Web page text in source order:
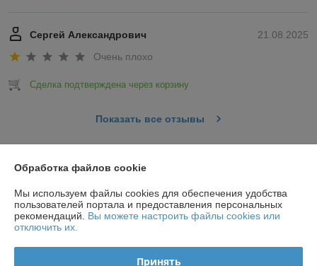
21.08.2025
Сергей Александрович
Очень плохо
Сделка подтверждена через корзину
Показать все отзывы
О нас
Контакты
Доставка и оплата
Обработка файлов cookie
Мы используем файлы cookies для обеспечения удобства
пользователей портала и предоставления персональных
рекомендаций. Вы можете настроить файлы cookies или
отключить их.
Принять